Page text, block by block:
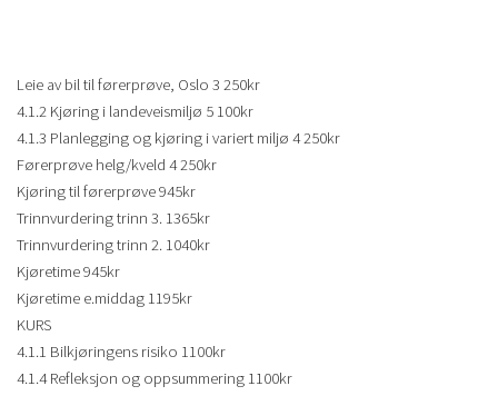
Leie av bil til førerprøve, Oslo 3 250kr
4.1.2 Kjøring i landeveismiljø 5 100kr
4.1.3 Planlegging og kjøring i variert miljø 4 250kr
Førerprøve helg/kveld 4 250kr
Kjøring til førerprøve 945kr
Trinnvurdering trinn 3. 1365kr
Trinnvurdering trinn 2. 1040kr
Kjøretime 945kr
Kjøretime e.middag 1195kr
KURS
4.1.1 Bilkjøringens risiko 1100kr
4.1.4 Refleksjon og oppsummering 1100kr